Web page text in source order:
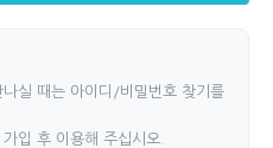
실 때는 아이디/비밀번호 찾기를
입 후 이용해 주십시오.